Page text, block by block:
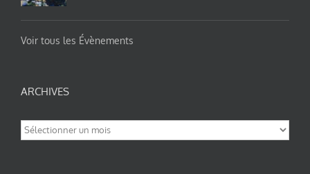
Voir tous les Évènements
ARCHIVES
Archives